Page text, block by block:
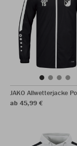
JAKO Allwetterjacke
ab 45,99 €